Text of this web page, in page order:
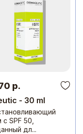
р.
- 30 ml
SPF 50,
дл...